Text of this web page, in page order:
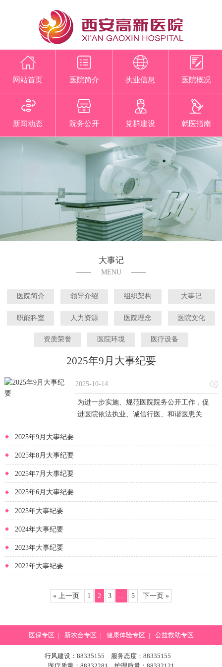
网站首页 医院简介 执业信息 医院概况
新闻动态 院务公开 党群建设 就医指南
大事记
MENU
医院简介 领导介绍 组织架构 大事记
职能科室 人力资源 医院理念 医院文化
资质荣誉 医院环境 医疗设备
2025年9月大事纪要
2025-10-14
为进一步实施、规范医院院务公开工作，促
进医院依法执业、诚信行医、和谐医患关
2025年9月大事纪要
2025年8月大事纪要
2025年7月大事纪要
2025年6月大事纪要
2025年大事纪要
2024年大事纪要
2023年大事纪要
2022年大事纪要
« 上一页 1 2 3 ... 5 下一页 »
医保专区 | 新农合专区 | 健康体验专区 | 公益救助专区
行风建设：88335155 服务态度：88335155